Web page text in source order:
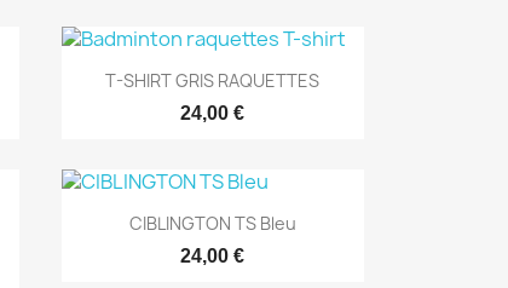
Aperçu rapide
T-SHIRT GRIS RAQUETTES
24,00 €
Aperçu rapide
CIBLINGTON TS Bleu
24,00 €